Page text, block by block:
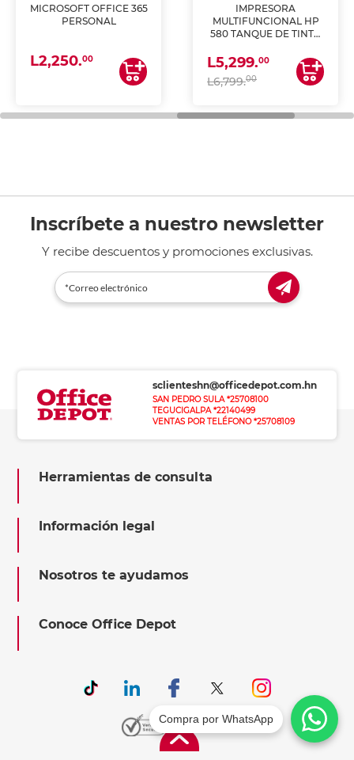
MICROSOFT OFFICE 365
PERSONAL
L2,250.00
IMPRESORA
MULTIFUNCIONAL HP
580 TANQUE DE TINTA
ESCANEA)
L5,299.00
L6,799.00
Inscríbete a nuestro newsletter
Y recibe descuentos y promociones exclusivas.
sclienteshn@officedepot.com.hn
SAN PEDRO SULA *25708100
TEGUCIGALPA *22140499
VENTAS POR TELÉFONO *25708109
Herramientas de consulta
Información legal
Nosotros te ayudamos
Conoce Office Depot
Compra por WhatsApp